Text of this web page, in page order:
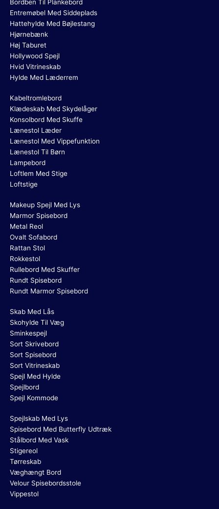
Bordben Til Plankebord
Entremøbel Med Siddeplads
Hattehylde Med Bøjlestang
Hjørnebænk
Høj Taburet
Hollywood Spejl
Hvid Vitrineskab
Hylde Med Læderrem
Kabeltromlebord
Klædeskab Med Skydelåger
Konsolbord Med Skuffe
Lænestol Læder
Lænestol Med Vippefunktion
Lænestol Til Børn
Lampebord
Loftlem Med Stige
Loftstige
Makeup Spejl Med Lys
Marmor Spisebord
Metal Reol
Ovalt Sofabord
Rattan Stol
Rokkestol
Rullebord Med Skuffer
Rundt Spisebord
Rundt Marmor Spisebord
Skab Med Lås
Skohylde Til Væg
Sminkespejl
Sort Skrivebord
Sort Spisebord
Sort Vitrineskab
Spejl Med Hylde
Spejlbord
Spejl Kommode
Spejlskab Med Lys
Spisebord Med Butterfly Udtræk
Stålbord Med Vask
Stigereol
Tørreskab
Væghængt Bord
Velour Spisebordsstole
Vippestol